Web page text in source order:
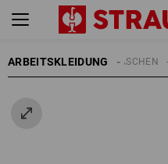
ARBEITSKLEIDUNG TASCHEN
ACCESSOIRES